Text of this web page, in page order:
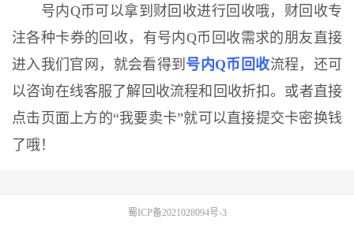
号内Q币可以拿到财回收进行回收哦，财回收专
注各种卡券的回收，有号内Q币回收需求的朋友直接
进入我们官网，就会看得到 号内Q币回收流程，还可
以咨询在线客服了解回收流程和回收折扣。或者直接
点击页面上方的“我要卖卡”就可以直接提交卡密换钱
了哦！
蜀ICP备2021028094号-3